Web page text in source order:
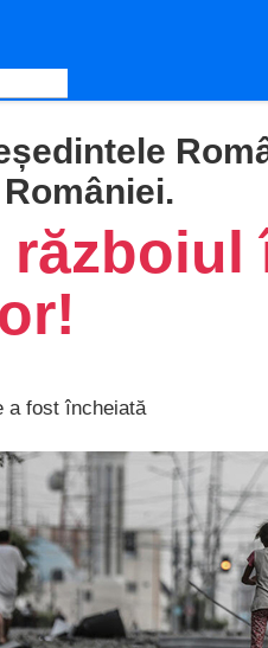
războiul
a fost încheiată